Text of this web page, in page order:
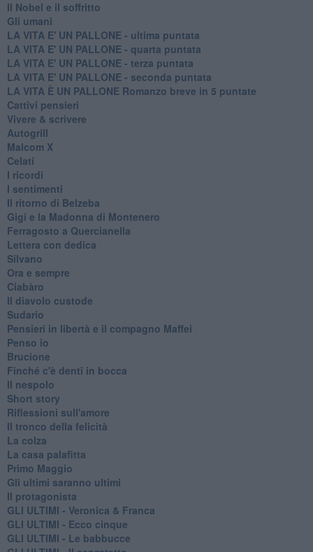
Il Nobel e il soffritto
Gli umani
LA VITA E' UN PALLONE - ultima puntata
LA VITA E' UN PALLONE - quarta puntata
LA VITA E' UN PALLONE - terza puntata
LA VITA E' UN PALLONE - seconda puntata
LA VITA È UN PALLONE Romanzo breve in 5 puntate
Cattivi pensieri
Vivere & scrivere
Autogrill
Malcom X
Celati
I ricordi
I sentimenti
Il ritorno di Belzeba
Gigi e la Madonna di Montenero
Ferragosto a Quercianella
Lettera con dedica
Silvano
Ora e sempre
Ciabàro
Il diavolo custode
Sudario
Pensieri in libertà e il compagno Maffei
Penso io
Brucione
Finché c'è denti in bocca
Il nespolo
Short story
Riflessioni sull'amore
Il tronco della felicità
La colza
La casa palafitta
Primo Maggio
Gli ultimi saranno ultimi
Il protagonista
GLI ULTIMI - Veronica & Franca
GLI ULTIMI - Ecco cinque
GLI ULTIMI - Le babbucce